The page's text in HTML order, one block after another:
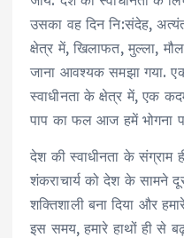
उसका वह दिन नि:संदेह,
क्षेत्र में, खिलाफत, मुल्‍ला,
जाना आवश्‍यक समझा गया.
स्‍वाधीनता के क्षेत्र में, एक
पाप का फल आज हमें भोगना
देश की स्‍वाधीनता के संग्राम
शंकराचार्य को देश के सामने
शक्तिशाली बना दिया और
इस समय, हमारे हाथों ही से